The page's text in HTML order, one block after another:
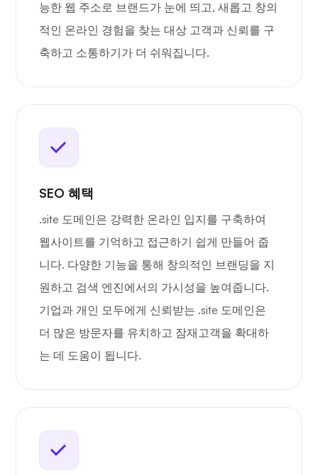
능한 웹 주소로 브랜드가 눈에 띄고, 새롭고 창의
적인 온라인 경험을 찾는 대상 고객과 신뢰를 구
축하고 소통하기가 더 쉬워집니다.
SEO 혜택
.site 도메인은 강력한 온라인 입지를 구축하여
웹사이트를 기억하고 접근하기 쉽게 만들어 줍
니다. 다양한 기능을 통해 창의적인 브랜딩을 지
원하고 검색 엔진에서의 가시성을 높여줍니다.
기업과 개인 모두에게 신뢰받는 .site 도메인은
더 많은 방문자를 유치하고 잠재고객을 확대하
는 데 도움이 됩니다.